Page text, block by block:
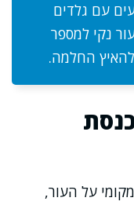
עם גלדים
נקי למספר
החלמה.
על העור,